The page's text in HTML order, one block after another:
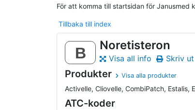
För att komma till startsidan för Janusmed
Tillbaka till index
B Noretisteron
Visa all info Skriv ut
Produkter Visa alla produkter
Activelle, Cliovelle, CombiPatch, Estalis,
ATC-koder